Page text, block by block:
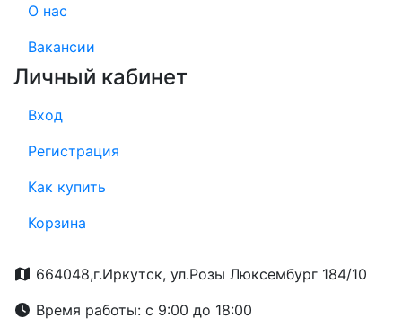
О нас
Вакансии
Личный кабинет
Вход
Регистрация
Как купить
Корзина
664048,г.Иркутск, ул.Розы Люксембург 184/10
Время работы: с 9:00 до 18:00